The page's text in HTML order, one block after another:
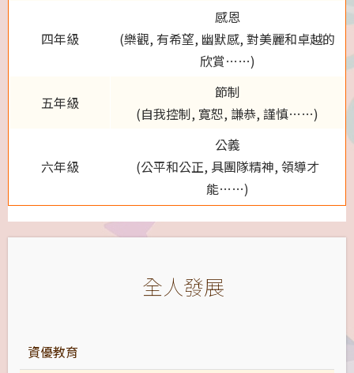
四年級
感恩
(樂觀, 有希望, 幽默感, 對美麗和卓越的
欣賞……)
五年級
節制
(自我控制, 寛恕, 謙恭, 謹慎……)
六年級
公義
(公平和公正, 具團隊精神, 領導才
能……)
全人發展
資優教育